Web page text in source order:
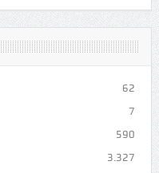
62
7
590
3.327